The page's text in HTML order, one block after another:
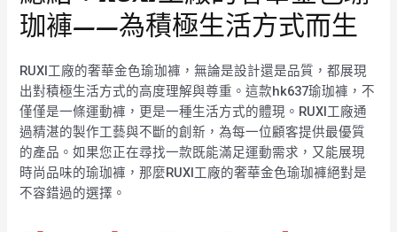
珈褲——為積極生活方式而生
RUXI工廠的奢華金色瑜珈褲，無論是設計還是品質，都展現
出對積極生活方式的高度理解與尊重。這款hk637瑜珈褲，不
僅僅是一條運動褲，更是一種生活方式的體現。RUXI工廠通
過精湛的製作工藝與不斷的創新，為每一位顧客提供最優質
的產品。如果您正在尋找一款既能滿足運動需求，又能展現
時尚品味的瑜珈褲，那麼RUXI工廠的奢華金色瑜珈褲絕對是
不容錯過的選擇。